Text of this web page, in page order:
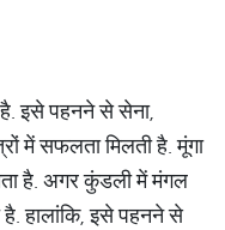
इसे पहनने से सेना,
में सफलता मिलती है. मूंगा
है. अगर कुंडली में मंगल
है. हालांकि, इसे पहनने से